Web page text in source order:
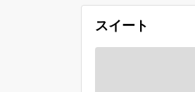
スイート